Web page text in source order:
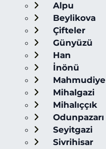
Alpu
Beylikova
Çifteler
Günyüzü
Han
İnönü
Mahmudiye
Mihalgazi
Mihalıççık
Odunpazarı
Seyitgazi
Sivrihisar